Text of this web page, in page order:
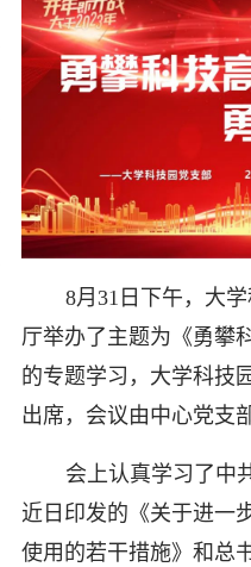
8月31日下午，大
厅举办了主题为《勇攀
的专题学习，大学科技
出席，会议由中心党支
会上认真学习了中
近日印发的《关于进一
使用的若干措施》和总